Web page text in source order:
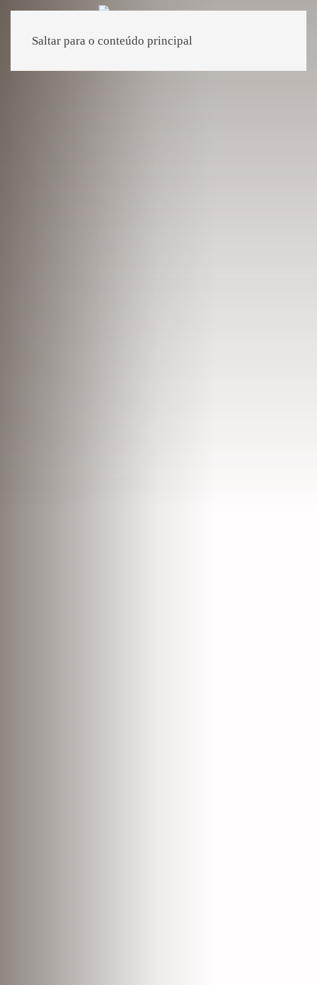
Saltar para o conteúdo principal